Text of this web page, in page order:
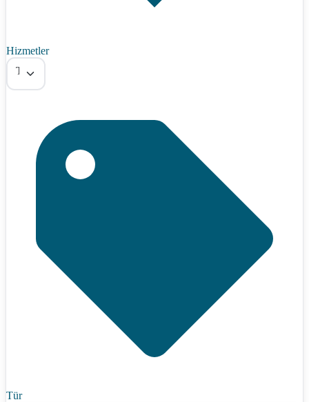
Hizmetler
Tümü
Tür